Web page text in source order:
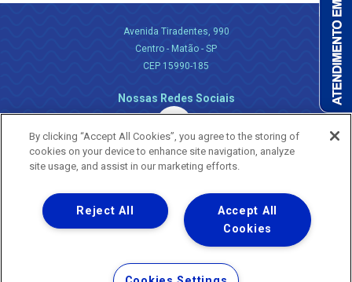
Avenida Tiradentes, 990
Centro - Matão - SP
CEP 15990-185
Nossas Redes Sociais
Uma empresa
Copyright ® 2026 - Todos os Direitos Reservados.
Nossa natureza movimenta a vida
Termos Gerais de Uso de Sites e Aplicativos
By clicking “Accept All Cookies”, you agree to the storing of
cookies on your device to enhance site navigation, analyze
site usage, and assist in our marketing efforts.
Accept All
Cookies
Reject All